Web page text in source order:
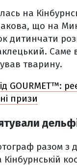
на
що на
дитинчати
Саме
тварину.
GOURMET™:
призи
разом з